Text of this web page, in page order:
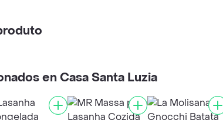
en Casa Santa Luzia